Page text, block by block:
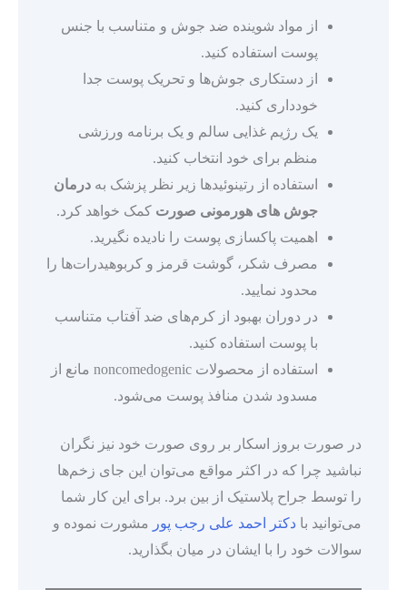
از مواد شوینده ضد جوش و متناسب با جنس
پوست استفاده کنید.
از دستکاری جوش‌ها و تحریک پوست جدا
خودداری کنید.
یک رژیم غذایی سالم و یک برنامه ورزشی
منظم برای خود انتخاب کنید.
استفاده از رتینوئیدها زیر نظر پزشک به درمان
جوش های هورمونی صورت کمک خواهد کرد.
اهمیت پاکسازی پوست را نادیده نگیرید.
مصرف شکر، گوشت قرمز و کربوهیدرات‌ها را
محدود نمایید.
در دوران بهبود از کرم‌های ضد آفتاب متناسب
با پوست استفاده کنید.
استفاده از محصولات noncomedogenic مانع از
مسدود شدن منافذ پوست می‌شود.
در صورت بروز اسکار بر روی صورت خود نیز نگران
نباشید چرا که در اکثر مواقع می‌توان این جای زخم‌ها
را توسط جراح پلاستیک از بین برد. برای این کار شما
می‌توانید با دکتر احمد علی رجب پور مشورت نموده و
سوالات خود را با ایشان در میان بگذارید.